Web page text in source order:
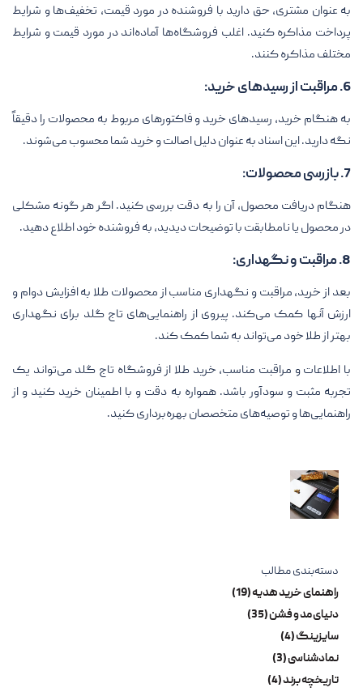
به عنوان مشتری، حق دارید با فروشنده در مورد قیمت، تخفیف‌ها و شرایط
پرداخت مذاکره کنید. اغلب فروشگاه‌ها آماده‌اند در مورد قیمت و شرایط
مختلف مذاکره کنند.
6. مراقبت از رسیدهای خرید:
به هنگام خرید، رسیدهای خرید و فاکتورهای مربوط به محصولات را دقیقاً
نگه دارید. این اسناد به عنوان دلیل اصالت و خرید شما محسوب می‌شوند.
7. بازرسی محصولات:
هنگام دریافت محصول، آن را به دقت بررسی کنید. اگر هر گونه مشکلی
در محصول یا نامطابقت با توضیحات دیدید، به فروشنده خود اطلاع دهید.
8. مراقبت و نگهداری:
بعد از خرید، مراقبت و نگهداری مناسب از محصولات طلا به افزایش دوام و
ارزش آنها کمک می‌کند. پیروی از راهنمایی‌های تاج گلد برای نگهداری
بهتر از طلا خود می‌تواند به شما کمک کند.
با اطلاعات و مراقبت مناسب، خرید طلا از فروشگاه تاج گلد می‌تواند یک
تجربه مثبت و سودآور باشد. همواره به دقت و با اطمینان خرید کنید و از
راهنمایی‌ها و توصیه‌های متخصصان بهره‌برداری کنید.
دسته‌بندی مطالب
راهنمای خرید هدیه (19)
دنیای مد و فشن (35)
سایزینگ (4)
نمادشناسی (3)
تاریخچه برند (4)